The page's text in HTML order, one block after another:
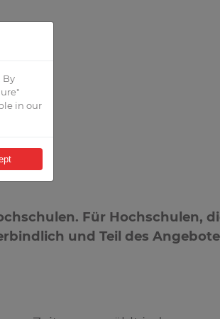
Für Hochschulen,
und Teil des
By
in our